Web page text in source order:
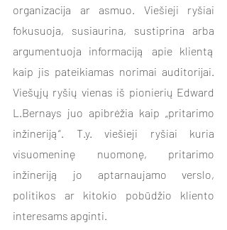
organizacija ar asmuo. Viešieji ryšiai
fokusuoja, susiaurina, sustiprina arba
argumentuoja informaciją apie klientą
kaip jis pateikiamas norimai auditorijai.
Viešųjų ryšių vienas iš pionierių Edward
L.Bernays juo apibrėžia kaip „pritarimo
inžineriją“. T.y. viešieji ryšiai kuria
visuomeninę nuomonę, pritarimo
inžineriją jo aptarnaujamo verslo,
politikos ar kitokio pobūdžio kliento
interesams apginti.